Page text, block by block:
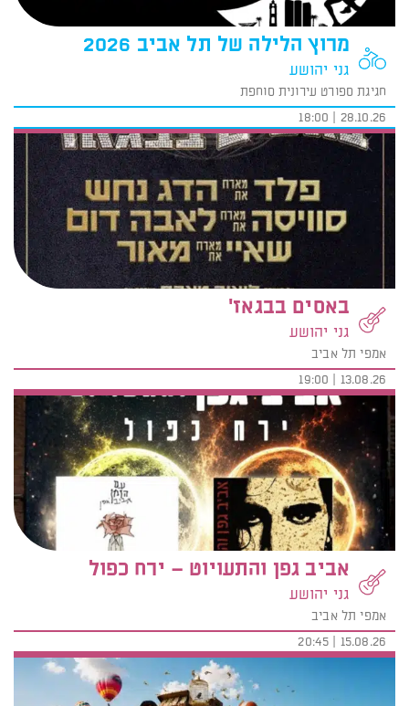
מרוץ הלילה של תל אביב 2026
גני יהושע
חגיגת ספורט עירונית סוחפת
28.10.26 | 18:00
באסים בבגאז'
גני יהושע
אמפי תל אביב
13.08.26 | 19:00
אביב גפן והתעויוט – ירח כפול
גני יהושע
אמפי תל אביב
15.08.26 | 20:45